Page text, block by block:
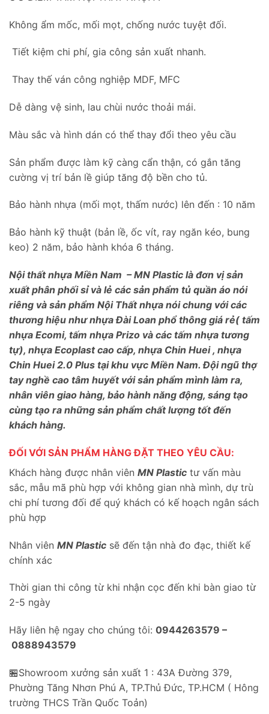
Không ẩm mốc, mối mọt, chống nước tuyệt đối.
Tiết kiệm chi phí, gia công sản xuất nhanh.
Thay thế ván công nghiệp MDF, MFC
Dễ dàng vệ sinh, lau chùi nước thoải mái.
Màu sắc và hình dán có thể thay đổi theo yêu cầu
Sản phẩm được làm kỹ càng cẩn thận, có gắn tăng
cường vị trí bản lề giúp tăng độ bền cho tủ.
Bảo hành nhựa (mối mọt, thấm nước) lên đến : 10 năm
Bảo hành kỹ thuật (bản lề, ốc vít, ray ngăn kéo, bung
keo) 2 năm, bảo hành khóa 6 tháng.
Nội thất nhựa Miền Nam – MN Plastic là đơn vị sản
xuất phân phối sỉ và lẻ các sản phẩm tủ quần áo nói
riêng và sản phẩm Nội Thất nhựa nói chung với các
thương hiệu như nhựa Đài Loan phổ thông giá rẻ( tấm
nhựa Ecomi, tấm nhựa Prizo và các tấm nhựa tương
tự), nhựa Ecoplast cao cấp, nhựa Chin Huei , nhựa
Chin Huei 2.0 Plus tại khu vực Miền Nam. Đội ngũ thợ
tay nghề cao tâm huyết với sản phẩm mình làm ra,
nhân viên giao hàng, bảo hành năng động, sáng tạo
cùng tạo ra những sản phẩm chất lượng tốt đến
khách hàng.
ĐỐI VỚI SẢN PHẨM HÀNG ĐẶT THEO YÊU CẦU:
Khách hàng được nhân viên MN Plastic tư vấn màu
sắc, mẫu mã phù hợp với không gian nhà mình, dự trù
chi phí tương đối để quý khách có kế hoạch ngân sách
phù hợp
Nhân viên MN Plastic sẽ đến tận nhà đo đạc, thiết kế
chính xác
Thời gian thi công từ khi nhận cọc đến khi bàn giao từ
2-5 ngày
Hãy liên hệ ngay cho chúng tôi: 0944263579 –
0888943579
🏪Showroom xưởng sản xuất 1 : 43A Đường 379,
Phường Tăng Nhơn Phú A, TP.Thủ Đức, TP.HCM ( Hông
trường THCS Trần Quốc Toản)